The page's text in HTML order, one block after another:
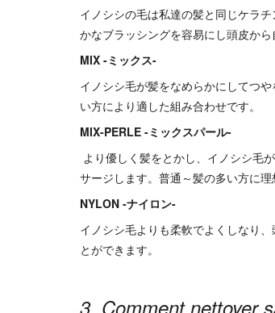
イノシシの毛は私達の髪と同じケラ
かなブラッシングを容易にし頭皮から
MIX -ミックス-
イノシシ毛が髪をなめらかにしてつ
い方により適した組み合わせです。
MIX-PERLE -ミックスパール-
より優しく髪をとかし、イノシシ毛
サージします。普通～髪の多い方に理
NYLON -ナイロン-
イノシシ毛よりも柔軟でよくしなり
とができます。
3. Comment nettoyer